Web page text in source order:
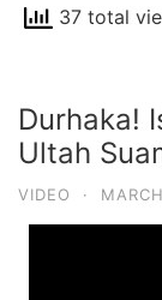
37 total
Durhaka!
Ultah
VIDEO ·